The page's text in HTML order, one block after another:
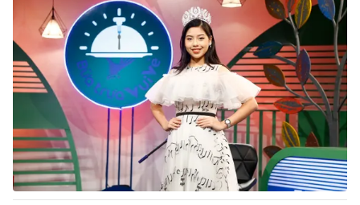
Khán giả
Giải sao mai
Âm nhạc
Sao
Du lịch
Làm đẹp
Chất lượng cuộc sống
Giáo dục
Tuyển sinh
Học trực tuyến
Công nghệ
Hitech Công nghệ tương lai
Sản phẩm
Thị trường
Giao lưu trực tuyến
Lịch phát sóng